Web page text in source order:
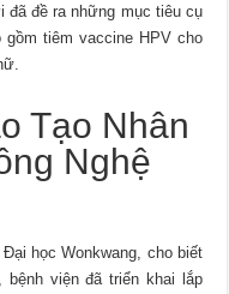
đề ra những mục tiêu cụ
tiêm vaccine HPV cho
Tạo Nhân
Nghệ
học Wonkwang, cho biết
viện đã triển khai lắp